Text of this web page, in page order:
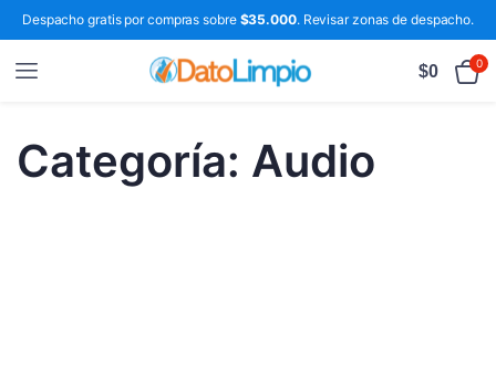
Despacho gratis por compras sobre $35.000. Revisar zonas de despacho.
$0 0
Categoría: Audio